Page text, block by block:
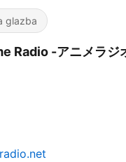
glazba
Radio -アニメラジ